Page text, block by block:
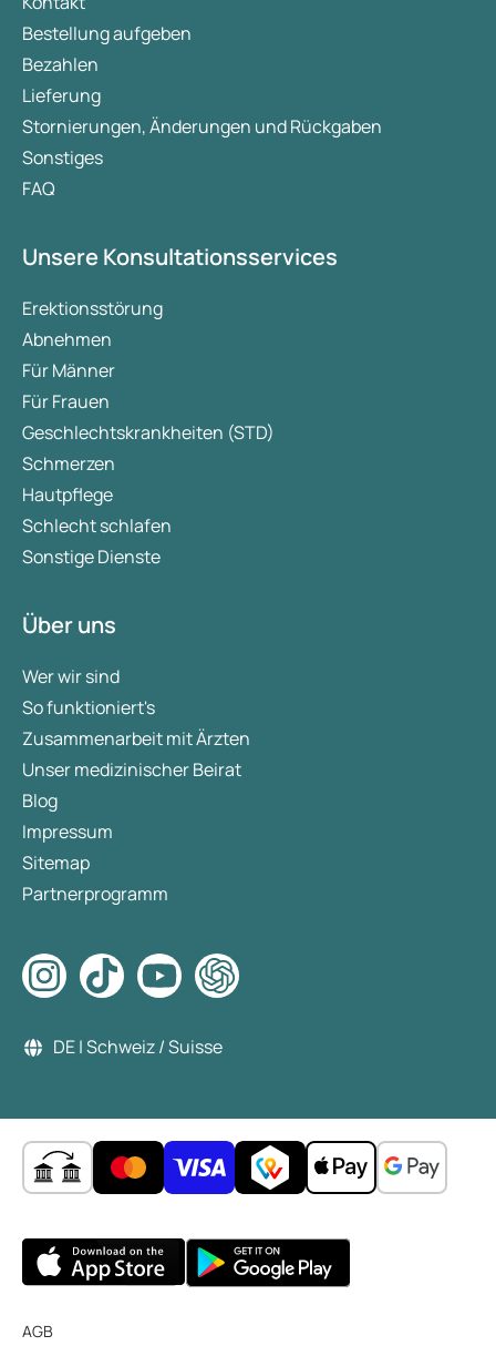
Bestellung aufgeben
Bezahlen
Lieferung
Stornierungen, Änderungen und Rückgaben
Sonstiges
FAQ
Unsere Konsultationsservices
Erektionsstörung
Abnehmen
Für Männer
Für Frauen
Geschlechtskrankheiten (STD)
Schmerzen
Hautpflege
Schlecht schlafen
Sonstige Dienste
Über uns
Wer wir sind
So funktioniert's
Zusammenarbeit mit Ärzten
Unser medizinischer Beirat
Blog
Impressum
Sitemap
Partnerprogramm
DE | Schweiz / Suisse
AGB